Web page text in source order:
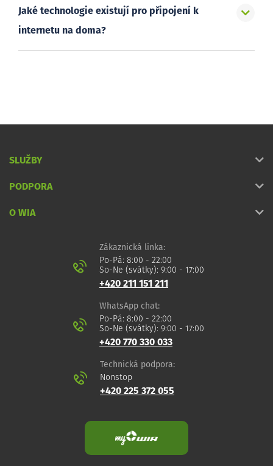
Jaké technologie existují pro připojení k
internetu na doma?
SLUŽBY
PODPORA
O WIA
Zákaznická linka:
Po-Pá: 8:00 - 22:00
So-Ne (svátky): 9:00 - 17:00
+420 211 151 211
WhatsApp chat:
Po-Pá: 8:00 - 22:00
So-Ne (svátky): 9:00 - 17:00
+420 770 330 033
Technická podpora:
Nonstop
+420 225 372 055